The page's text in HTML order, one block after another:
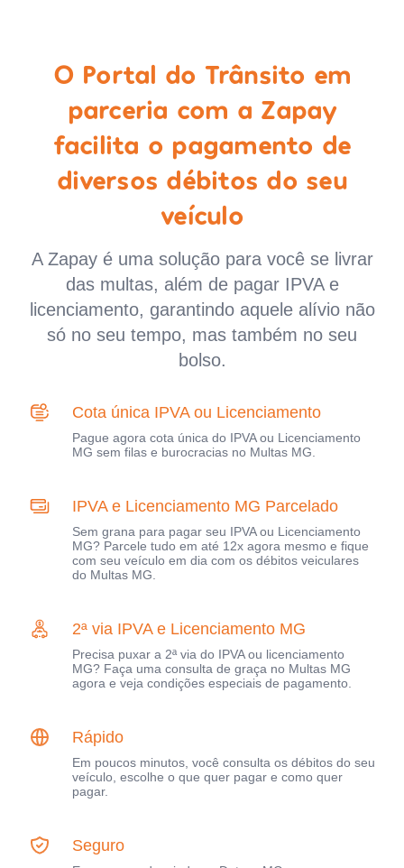
O Portal do Trânsito em
parceria com a Zapay
facilita o pagamento de
diversos débitos do seu
veículo
A Zapay é uma solução para você se livrar
das multas, além de pagar IPVA e
licenciamento, garantindo aquele alívio não
só no seu tempo, mas também no seu
bolso.
Cota única IPVA ou Licenciamento
Pague agora cota única do IPVA ou Licenciamento
MG sem filas e burocracias no Multas MG.
IPVA e Licenciamento MG Parcelado
Sem grana para pagar seu IPVA ou Licenciamento
MG? Parcele tudo em até 12x agora mesmo e fique
com seu veículo em dia com os débitos veiculares
do Multas MG.
2ª via IPVA e Licenciamento MG
Precisa puxar a 2ª via do IPVA ou licenciamento
MG? Faça uma consulta de graça no Multas MG
agora e veja condições especiais de pagamento.
Rápido
Em poucos minutos, você consulta os débitos do seu
veículo, escolhe o que quer pagar e como quer
pagar.
Seguro